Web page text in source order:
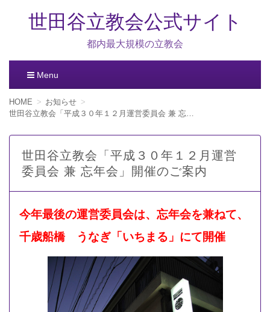
世田谷立教会公式サイト
都内最大規模の立教会
Menu
コ
ン
ン
へ
移
HOME
お知らせ
世田谷立教会「平成３０年１２月運営委員会 兼 忘年会」開催のご案内
世田谷立教会「平成３０年１２月運営
委員会 兼 忘年会」開催のご案内
今年最後の運営委員会は、忘年会を兼ねて、
千歳船橋 うなぎ「いちまる」にて開催